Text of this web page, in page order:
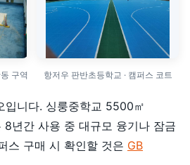
구역 항저우 판반초등학교 · 캠퍼스 코트
입니다. 싱룽중학교 5500㎡
년간 사용 중 대규모 융기나 잠금
스 구매 시 확인할 것은 GB